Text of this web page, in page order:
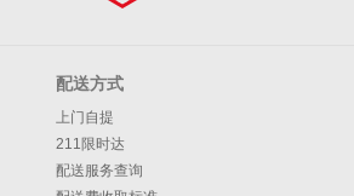
配送方式
上门自提
211限时达
配送服务查询